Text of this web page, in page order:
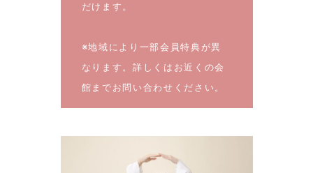
だけます。
※地域により一部会員特典が異
なります。詳しくはお近くの会
館までお問い合わせください。